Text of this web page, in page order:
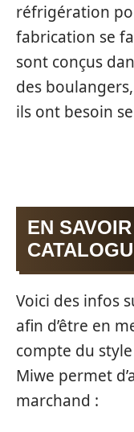
réfrigération
fabrication se
sont conçus
des
ils ont besoin
EN
Voici des infos
afin d’être en
compte du style
Miwe permet
marchand :